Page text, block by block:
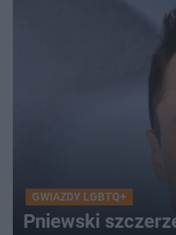
GWIAZDY LGBTQ+
Pniewski